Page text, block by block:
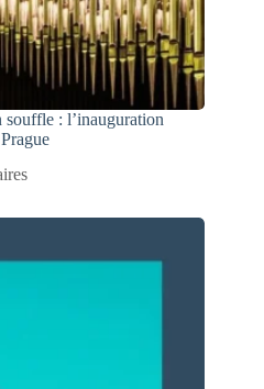
: l’inauguration